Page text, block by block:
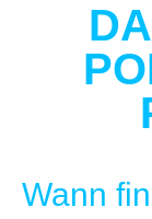
Wann